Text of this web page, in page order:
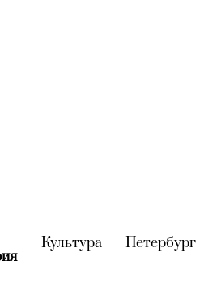
(current)
Культура(current)
Петербург